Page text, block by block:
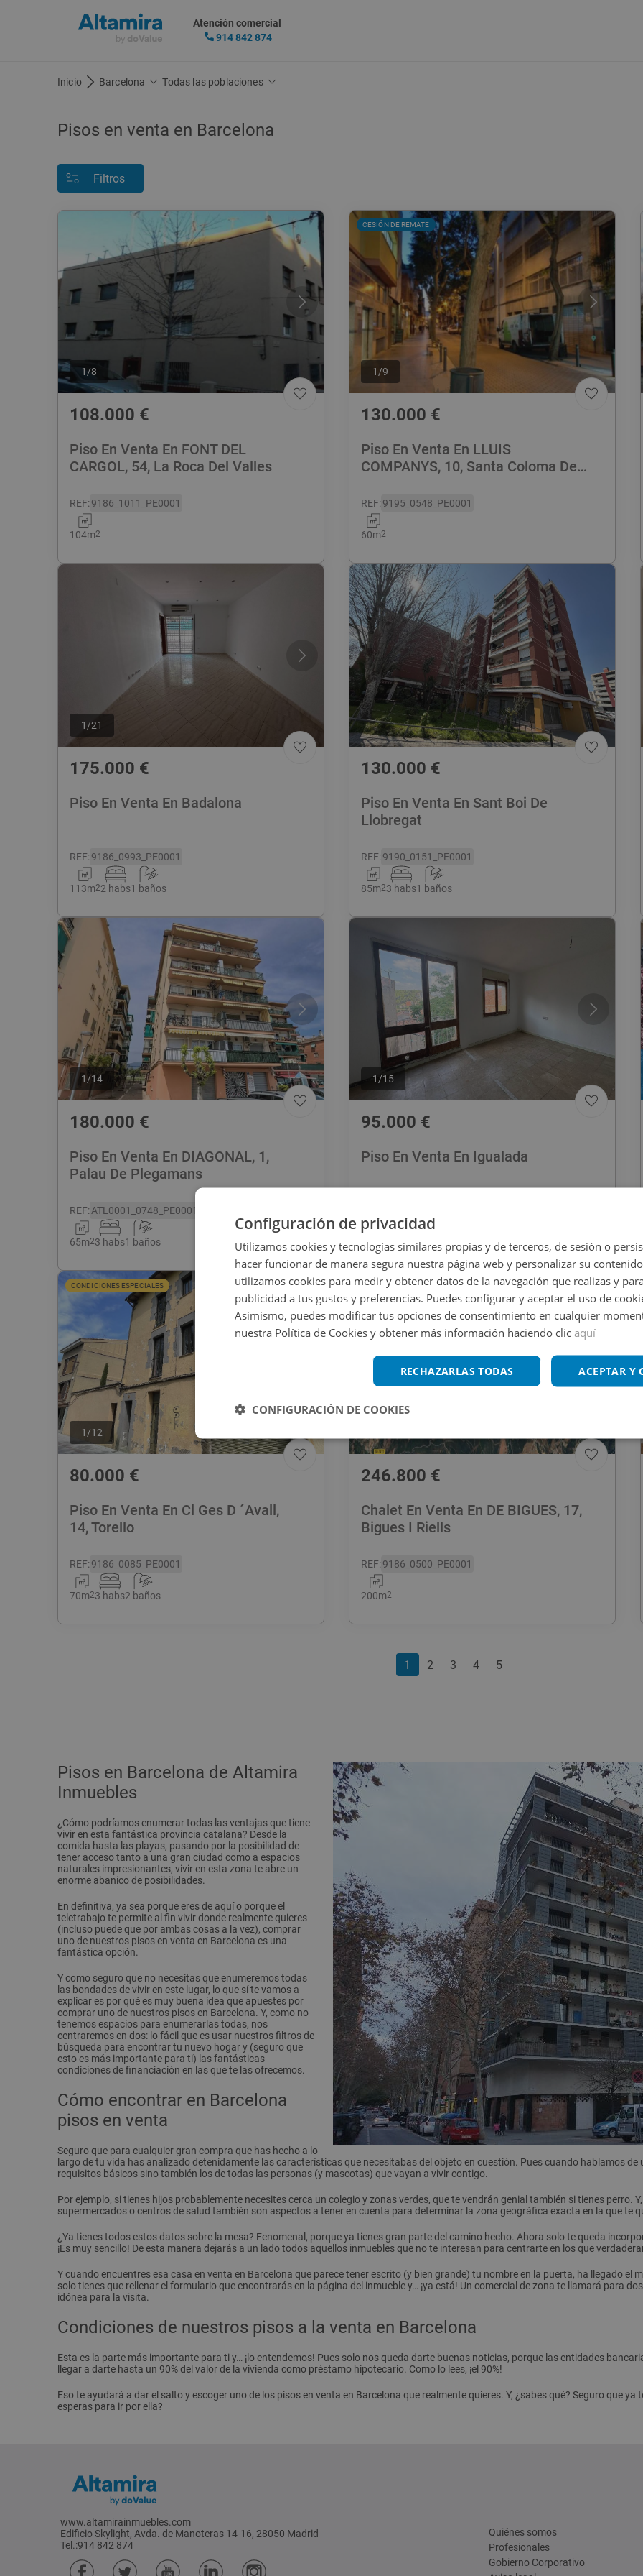
Atención comercial
914 842 874
Inicio Barcelona Todas las poblaciones
Pisos en venta en Barcelona
Filtros
1 /8
108.000 €
Piso En Venta En FONT DEL
CARGOL, 54, La Roca Del Valles
REF:9186_1011_PE0001
104m2
1 /9
CESIÓN DE REMATE
130.000 €
Piso En Venta En LLUIS
COMPANYS, 10, Santa Coloma De
REF:9195_0548_PE0001
60m2
1 /21
175.000 €
Piso En Venta En Badalona
REF:9186_0993_PE0001
113m22 habs1 baños
130.000 €
Piso En Venta En Sant Boi De
Llobregat
REF:9190_0151_PE0001
85m23 habs1 baños
1 /14
180.000 €
Piso En Venta En DIAGONAL, 1,
Palau De Plegamans
REF:ATL0001_0748_PE0001
65m23 habs1 baños
1 /15
95.000 €
Piso En Venta En Igualada
80 2 3 habs 1 baños
1 /12
CONDICIONES ESPECIALES
80.000 €
Piso En Venta En Cl Ges D ´Avall,
14, Torello
REF:9186_0085_PE0001
70m23 habs2 baños
CESIÓN DE REMATE
246.800 €
Chalet En Venta En DE BIGUES, 17,
Bigues I Riells
REF:9186_0500_PE0001
200m2
1 2 3 4 5
Pisos en Barcelona de Altamira
Inmuebles
¿Cómo podríamos enumerar todas las ventajas que tiene
vivir en esta fantástica provincia catalana? Desde la
comida hasta las playas, pasando por la posibilidad de
tener acceso tanto a una gran ciudad como a espacios
naturales impresionantes, vivir en esta zona te abre un
enorme abanico de posibilidades.
En definitiva, ya sea porque eres de aquí o porque el
teletrabajo te permite al fin vivir donde realmente quieres
(incluso puede que por ambas cosas a la vez), comprar
uno de nuestros pisos en venta en Barcelona es una
fantástica opción.
Y como seguro que no necesitas que enumeremos todas
las bondades de vivir en este lugar, lo que sí te vamos a
explicar es por qué es muy buena idea que apuestes por
comprar uno de nuestros pisos en Barcelona. Y, como no
tenemos espacios para enumerarlas todas, nos
centraremos en dos: lo fácil que es usar nuestros filtros de
búsqueda para encontrar tu nuevo hogar y (seguro que
esto es más importante para ti) las fantásticas
condiciones de financiación en las que te las ofrecemos.
Cómo encontrar en Barcelona
pisos en venta
Seguro que para cualquier gran compra que has hecho a lo
largo de tu vida has analizado detenidamente las características que necesitabas del objeto en cuestión. Pues cuando hablamos de
requisitos básicos sino también los de todas las personas (y mascotas) que vayan a vivir contigo.
Por ejemplo, si tienes hijos probablemente necesites cerca un colegio y zonas verdes, que te vendrán genial también si tienes perro.
supermercados o centros de salud también son aspectos a tener en cuenta para determinar la zona geográfica exacta en la que te
¿Ya tienes todos estos datos sobre la mesa? Fenomenal, porque ya tienes gran parte del camino hecho. Ahora solo te queda
¡Es muy sencillo! De esta manera dejarás a un lado todos aquellos inmuebles que no te interesan para centrarte en los que
Y cuando encuentres esa casa en venta en Barcelona que parece tener escrito (y bien grande) tu nombre en la puerta, ha llegado
solo tienes que rellenar el formulario que encontrarás en la página del inmueble y… ¡ya está! Un comercial de zona te llamará para
idónea para la visita.
Condiciones de nuestros pisos a la venta en Barcelona
Esta es la parte más importante para ti y… ¡lo entendemos! Pues solo nos queda darte buenas noticias, porque las entidades
llegar a darte hasta un 90% del valor de la vivienda como préstamo hipotecario. Como lo lees, ¡el 90%!
Eso te ayudará a dar el salto y escoger uno de los pisos en venta en Barcelona que realmente quieres. Y, ¿sabes qué? Seguro que
esperas para ir por ella?
www.altamirainmuebles.com
Edificio Skylight, Avda. de Manoteras 14-16, 28050 Madrid
Tel.:914 842 874
Quiénes somos
Profesionales
Gobierno Corporativo
Configuración de privacidad
Utilizamos cookies y tecnologías similares propias y de terceros, de sesión o
hacer funcionar de manera segura nuestra página web y personalizar su
utilizamos cookies para medir y obtener datos de la navegación que realizas y
publicidad a tus gustos y preferencias. Puedes configurar y aceptar el uso de
Asimismo, puedes modificar tus opciones de consentimiento en cualquier
nuestra Política de Cookies y obtener más información haciendo clic aquí
ACEPTAR Y
RECHAZARLAS TODAS
CONFIGURACIÓN DE COOKIES